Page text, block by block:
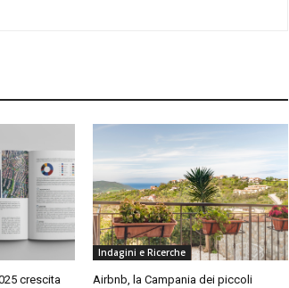
crescita
Indagini e Ricerche
Airbnb, la Campania dei piccoli